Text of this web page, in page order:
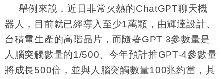
舉例來說，近日非常火熱的ChatGPT聊天機
器人，目前就已經導入至少1萬顆，由輝達設計、
台積電生產的高階晶片，而隨著GPT-3參數量是
人腦突觸數量的1/500、今年預計推GPT-4參數量
將成長500倍，並與人腦突觸數量100兆約當，其